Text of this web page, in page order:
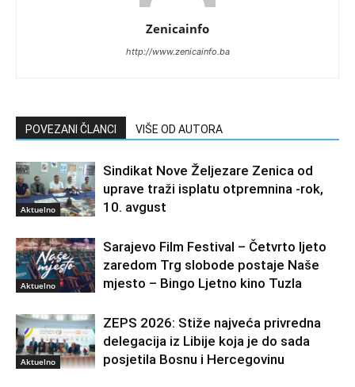
Zenicainfo
http://www.zenicainfo.ba
POVEZANI ČLANCI VIŠE OD AUTORA
Aktuelno
Sindikat Nove Željezare Zenica od
uprave traži isplatu otpremnina -rok,
10. avgust
Aktuelno
Sarajevo Film Festival – Četvrto ljeto
zaredom Trg slobode postaje Naše
mjesto – Bingo Ljetno kino Tuzla
Aktuelno
ZEPS 2026: Stiže najveća privredna
delegacija iz Libije koja je do sada
posjetila Bosnu i Hercegovinu